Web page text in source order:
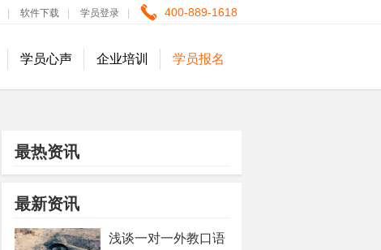
软件下载 学员登录 400-889-1618
学员心声 企业培训 学员报名
最热资讯
最新资讯
浅谈一对一外教口语